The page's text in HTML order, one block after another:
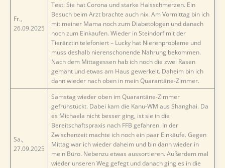
Fr.,
26.09.2025
Test: Sie hat Corona und starke Halsschmerzen. Ein
Besuch beim Arzt brachte auch nix. Am Vormittag bin ich
mit meiner Mama noch zum Diabetologen und danach
noch zum Einkaufen. Wieder in Steindorf mit der
Tierärztin telefoniert – Lucky hat Nierenprobleme und
muss deshalb nierenschonende Nahrung bekommen.
Nach dem Mittagessen hab ich noch die zwei Rasen
gemäht und etwas am Haus gewerkelt. Daheim bin ich
dann wieder nach oben in mein Quarantäne-Zimmer.
Sa.,
27.09.2025
Samstag wieder oben im Quarantäne-Zimmer
gefrühstückt. Dabei kam die Kanu-WM aus Shanghai. Da
es Michaela nicht besser ging, ist sie in die
Bereitschaftspraxis nach FFB gefahren. In der
Zwischenzeit machte ich noch ein paar Einkäufe. Gegen
Mittag war ich wieder daheim und bin dann wieder in
mein Büro. Nebenzu etwas aussortieren. Außerdem mal
wieder unseren Weg gefegt und danach ging es in die